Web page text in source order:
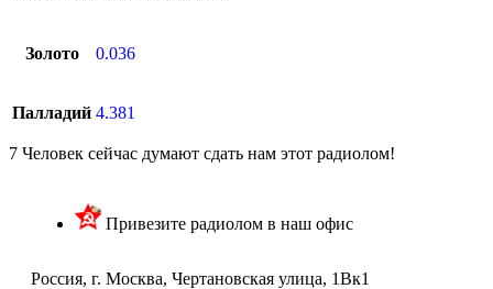
Золото 0.036
Палладий 4.381
7 Человек сейчас думают сдать нам этот радиолом!
Привезите радиолом в наш офис
Россия, г. Москва, Чертановская улица, 1Вк1